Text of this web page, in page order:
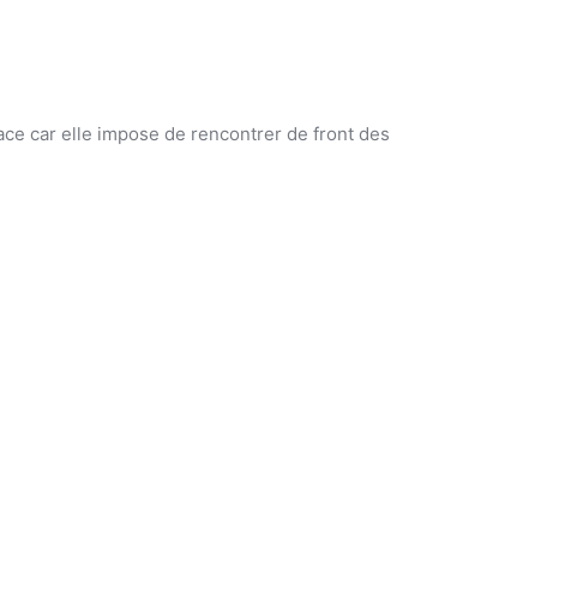
car elle impose de rencontrer de front des